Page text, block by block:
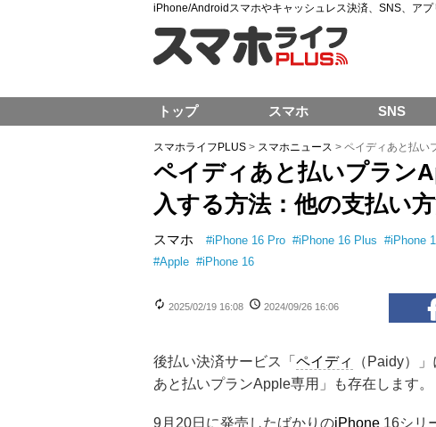
iPhone/Androidスマホやキャッシュレス決済、SNS、ア
スマホライフPLUS > スマホニュース > ペイディあと払い
ペイディあと払いプラン
入する方法：他の支払い
スマホ #iPhone 16 Pro #iPhone 16 Plus #iPhone
#Apple #iPhone 16
2025/02/19 16:08 2024/09/26 16:06
後払い決済サービス「 ペイディ （Paidy）
あと払いプランApple専用」も存在します。
9月20日に発売したばかりのiPhone 16シリ
トップ スマホ SNS